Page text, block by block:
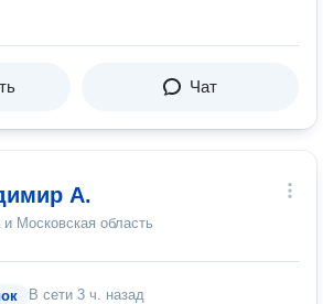
Чат
А.
Московская область
В сети 3 ч. назад